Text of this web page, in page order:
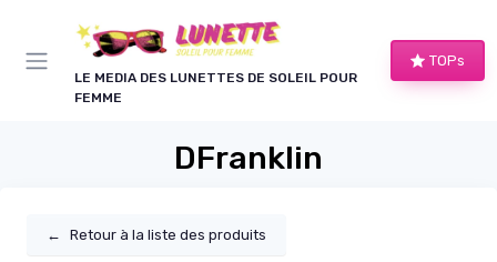
LE MEDIA DES LUNETTES DE SOLEIL POUR
FEMME
TOPs
DFranklin
← Retour à la liste des produits